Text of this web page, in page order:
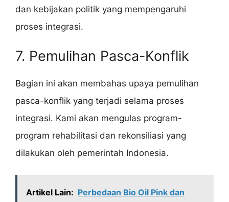
dan kebijakan politik yang mempengaruhi
proses integrasi.
7. Pemulihan Pasca-Konflik
Bagian ini akan membahas upaya pemulihan
pasca-konflik yang terjadi selama proses
integrasi. Kami akan mengulas program-
program rehabilitasi dan rekonsiliasi yang
dilakukan oleh pemerintah Indonesia.
Artikel Lain: Perbedaan Bio Oil Pink dan